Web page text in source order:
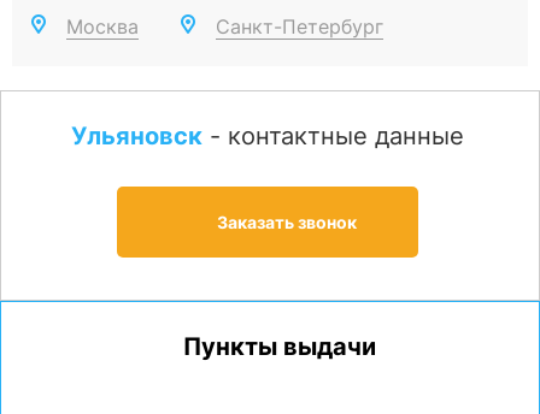
Москва Санкт-Петербург
Ульяновск- контактные данные
Заказать звонок
Пункты выдачи